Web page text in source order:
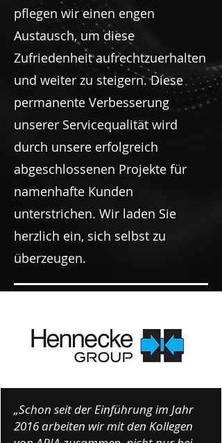
pflegen wir einen engen
Austausch, um diese
Zufriedenheit aufrechtzuerhalten
und weiter zu steigern. Diese
permanente Verbesserung
unserer Servicequalität wird
durch unsere erfolgreich
abgeschlossenen Projekte für
namenhafte Kunden
unterstrichen. Wir laden Sie
herzlich ein, sich selbst zu
überzeugen.
„Schon seit der Einführung im Jahr
2016 arbeiten wir mit den Kollegen